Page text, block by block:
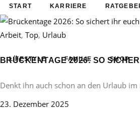
START KARRIERE
LIFESTYLE FAMILIE SHOP
Arbeit, Top, Urlaub
BRÜCKENTAGE 2026: SO
Denkt ihn auch schon an den Urlaub im
23. Dezember 2025